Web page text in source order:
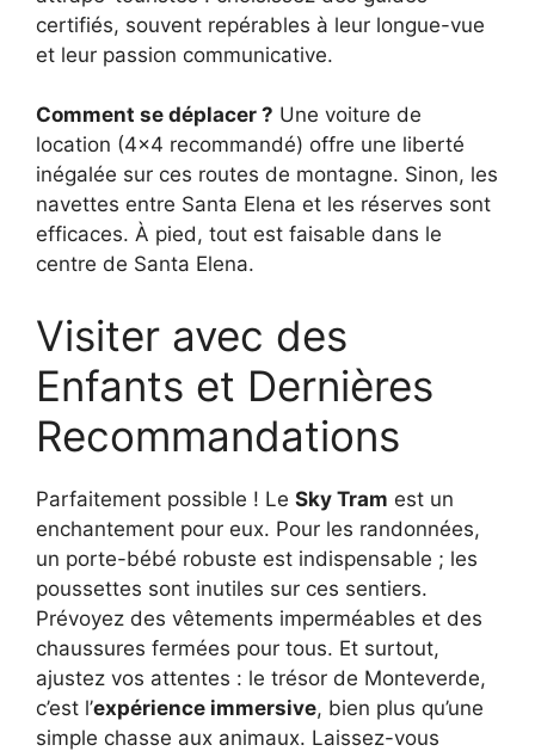
certifiés, souvent repérables à leur longue-vue
et leur passion communicative.
Comment se déplacer ? Une voiture de
location (4×4 recommandé) offre une liberté
inégalée sur ces routes de montagne. Sinon, les
navettes entre Santa Elena et les réserves sont
efficaces. À pied, tout est faisable dans le
centre de Santa Elena.
Visiter avec des
Enfants et Dernières
Recommandations
Parfaitement possible ! Le Sky Tram est un
enchantement pour eux. Pour les randonnées,
un porte-bébé robuste est indispensable ; les
poussettes sont inutiles sur ces sentiers.
Prévoyez des vêtements imperméables et des
chaussures fermées pour tous. Et surtout,
ajustez vos attentes : le trésor de Monteverde,
c’est l’expérience immersive, bien plus qu’une
simple chasse aux animaux. Laissez-vous